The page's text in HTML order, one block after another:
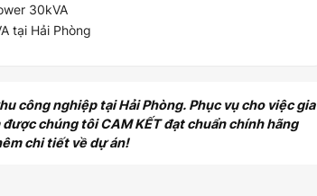
30kVA
tại Hải Phòng
công nghiệp tại Hải Phòng. Phục vụ cho việc gia
chúng tôi CAM KẾT đạt chuẩn chính hãng
chi tiết về dự án!